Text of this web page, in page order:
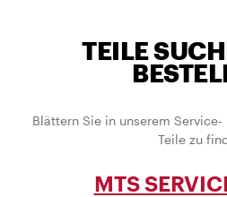
TEILE
Blättern Sie in unserem
Teile zu
MTS